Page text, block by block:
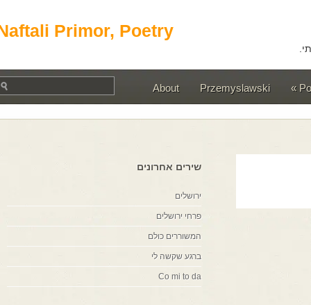
Naftali Primor, Poetry
Przemyslawski
About
שירים אחרונים
ירושלים
פרחי ירושלים
המשוררים כולם
ברגע שקשה לי
Co mi to da